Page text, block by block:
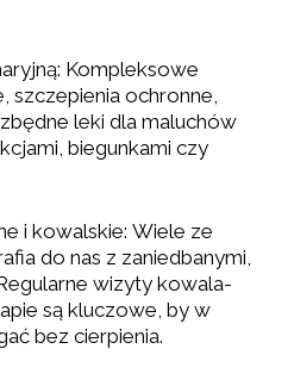
Kompleksowe
szczepienia ochronne,
leki dla maluchów
biegunkami czy
i kowalskie: Wiele ze
do nas z zaniedbanymi,
wizyty kowala-
są kluczowe, by w
bez cierpienia.